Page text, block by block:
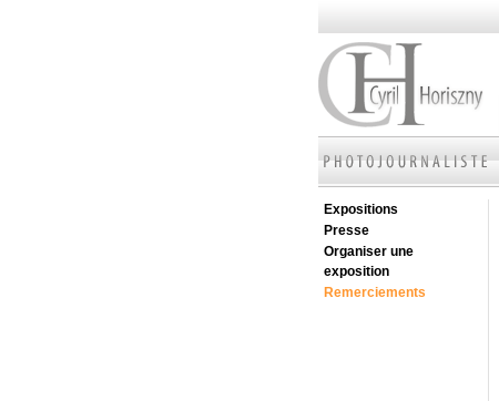
Expositions
Presse
Organiser une
exposition
Remerciements